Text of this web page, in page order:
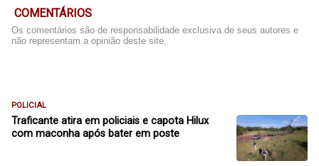
COMENTÁRIOS
Os comentários são de responsabilidade exclusiva de seus autores e
não representam a opinião deste site.
POLICIAL
Traficante atira em policiais e capota Hilux
com maconha após bater em poste